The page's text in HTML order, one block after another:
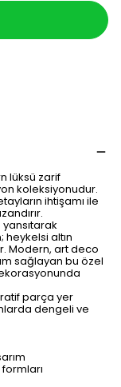
lüksü zarif
koleksiyonudur.
ihtişamı ile
heykelsi altın
Modern, art deco
sağlayan bu özel
parça yer
dengeli ve